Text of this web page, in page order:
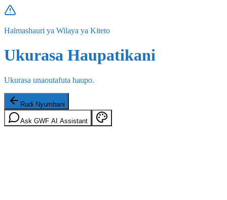
Halmashauri ya Wilaya ya Kiteto
Ukurasa Haupatikani
Ukurasa unaoutafuta haupo.
Rudi Nyumbani
Ask GWF AI Assistant